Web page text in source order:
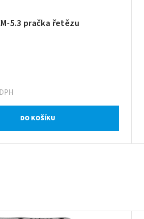
5.3 pračka řetězu
DO KOŠÍKU